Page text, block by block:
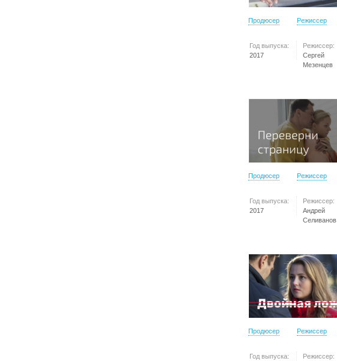
Продюсер Режиссер
Год выпуска:
2017
Режиссер:
Сергей
Мезенцев
Продюсер Режиссер
Год выпуска:
2017
Режиссер:
Андрей
Селиванов
Продюсер Режиссер
Год выпуска:
Режиссер: